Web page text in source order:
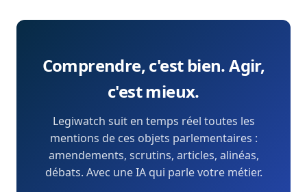
Comprendre, c'est bien. Agir,
c'est mieux.
Legiwatch suit en temps réel toutes les
mentions de ces objets parlementaires :
amendements, scrutins, articles, alinéas,
débats. Avec une IA qui parle votre métier.